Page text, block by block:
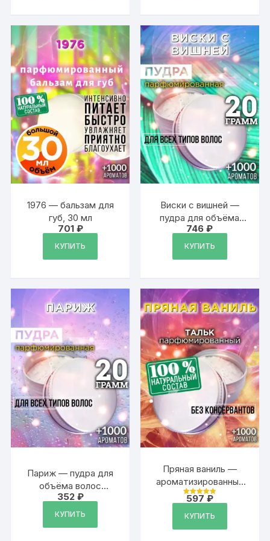
Год или свадьбу
1976 — бальзам для
губ, 30 мл
701 ₽
КУПИТЬ
Виски с вишней —
пудра для объёма
волос, 20 гр
746₽
КУПИТЬ
Париж — пудра для
объёма волос
Аурасо, 20 гр
352 ₽
КУПИТЬ
Пряная ваниль —
ароматизированный
тальк для тела
Оценка
597 ₽
КУПИТЬ